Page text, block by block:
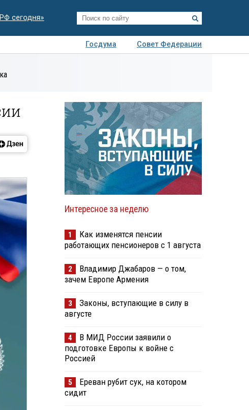
сегодня»
Госдума
Совет Федерации
Интересное за неделю
1
Как изменятся пенсии
работающих пенсионеров с 1 августа
2
Владимир Джабаров — о том,
зачем Европе Армения
3
Законы, вступающие в силу в
августе
4
В МИД России заявили о
подготовке Европы к войне с
Россией
5
Ереван рубит сук, на котором
сидит